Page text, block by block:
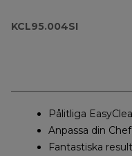
KCL95.004SI
Pålitliga
Anpassa din Chef
Fantastiska